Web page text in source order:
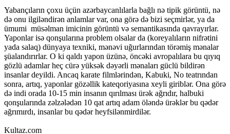
Yabançıların çoxu üçün azərbaycanlılarla bağlı nə tipik görüntü, nə
də onu ilgiləndirən anlamlar var, ona görə də bizi seçmirlər, ya da
ümumi müsəlman imicinin görüntü və semantikasında qavrayırlar.
Yaponlar isə qonşularına problem olsalar da (koreyalıların nifrətini
yada salaq) dünyaya texniki, mənəvi uğurlarından törəmiş mənalar
şüalandırırlar. O ki qaldı yapon üzünə, öncəki avropalılara bu qıyıq
gözlü adamlar heç cürə yüksək dəyərli mənaları güclü bildirən
insanlar deyildi. Ancaq karate filmlərindən, Kabuki, No teatrından
sonra, artıq, yaponlar gözəllik kateqoriyasına xeyli giriblər. Ona görə
də indi orada 10-15 min insanın qırılması ürək ağrıdır, halbuki
qonşularında zəlzələdən 10 qat artıq adam öləndə ürəklər bu qədər
ağrımırdı, insanlar bu qədər heyfsilənmirdilər.
Kultaz.com